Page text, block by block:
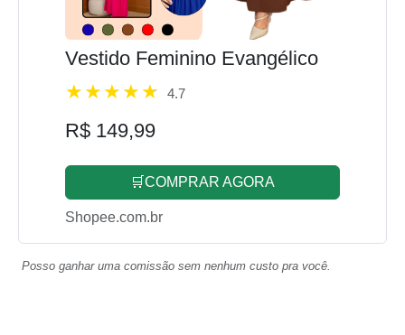
Vestido Feminino Evangélico
4.7
R$ 149,99
🛒COMPRAR AGORA
Shopee.com.br
Posso ganhar uma comissão sem nenhum custo pra você.